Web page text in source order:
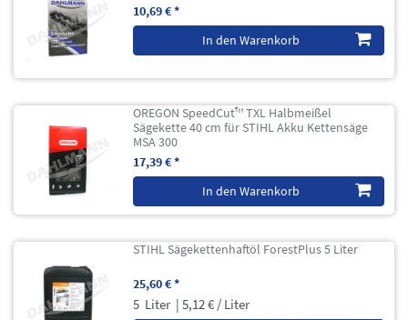
10,69 € *
In den Warenkorb
OREGON SpeedCut™ TXL Halbmeißel
Sägekette 40 cm für STIHL Akku Kettensäge
MSA 300
17,39 € *
In den Warenkorb
STIHL Sägekettenhaftöl ForestPlus 5 Liter
25,60 € *
5 Liter | 5,12 € / Liter